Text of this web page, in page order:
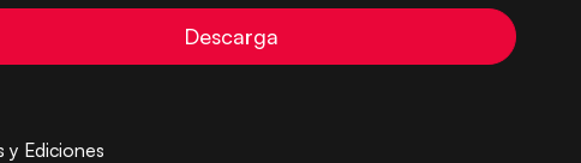
Descarga
y Ediciones